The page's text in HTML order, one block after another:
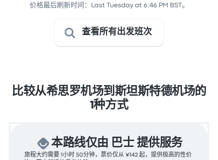
价格最后刷新时间：Last Tuesday at 6:46 PM BST。
查看所有出发班次
比较从希思罗机场到斯坦斯特德机场的
1种方式
本路线仅由 巴士 提供服务
旅程大约需要 1小时 50分钟，票价仅从 ¥142 起，提供极高的性价